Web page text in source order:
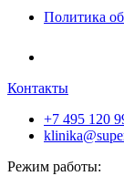
Политика
Контакты
+7 495 120
Режим работы: